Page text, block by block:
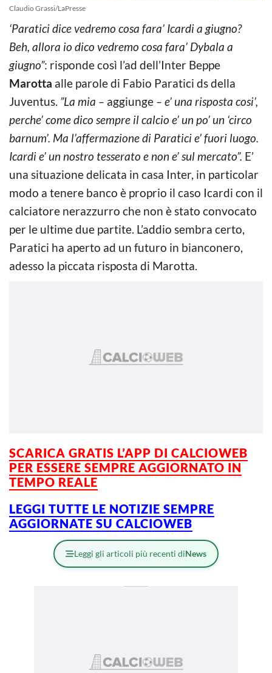
Claudio Grassi/LaPresse
‘Paratici dice vedremo cosa fara’ Icardi a giugno?
Beh, allora io dico vedremo cosa fara’ Dybala a
giugno”: risponde così l’ad dell’Inter Beppe
Marotta alle parole di Fabio Paratici ds della
Juventus. ”La mia – aggiunge – e’ una risposta cosi’,
perche’ come dico sempre il calcio e’ un po’ un ‘circo
barnum’. Ma l’affermazione di Paratici e’ fuori luogo.
Icardi e’ un nostro tesserato e non e’ sul mercato”. E’
una situazione delicata in casa Inter, in particolar
modo a tenere banco è proprio il caso Icardi con il
calciatore nerazzurro che non è stato convocato
per le ultime due partite. L’addio sembra certo,
Paratici ha aperto ad un futuro in bianconero,
adesso la piccata risposta di Marotta.
SCARICA GRATIS L’APP DI CALCIOWEB
PER ESSERE SEMPRE AGGIORNATO IN
TEMPO REALE
LEGGI TUTTE LE NOTIZIE SEMPRE
AGGIORNATE SU CALCIOWEB
Leggi gli articoli più recenti diNews